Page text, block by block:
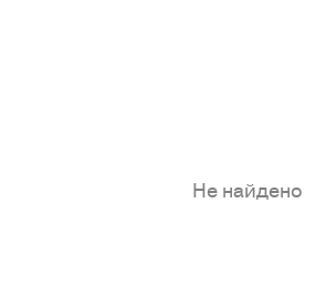
Не найдено